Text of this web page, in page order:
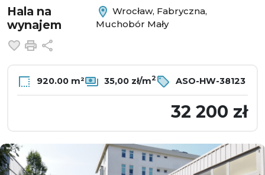
Hala na
wynajem
Wrocław, Fabryczna,
Muchobór Mały
Dodaj do ulubionych
Drukuj
920.00 m² 35,00 zł/m2 ASO-HW-38123
32 200 zł